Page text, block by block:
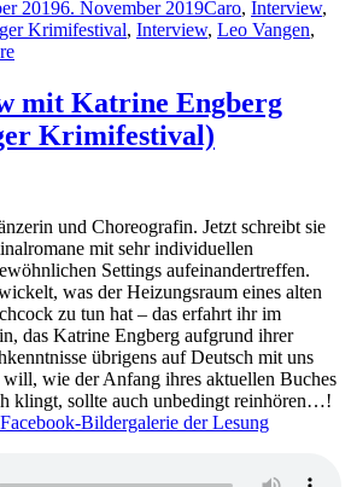
20196. November 2019Caro, Interview,
Krimifestival, Interview, Leo Vangen,
zu
Interview
mit
Lars
mit Katrine Engberg
Krimifestival)
und Choreografin. Jetzt schreibt sie
mit sehr individuellen
Settings aufeinandertreffen.
was der Heizungsraum eines alten
zu tun hat – das erfahrt ihr im
das Katrine Engberg aufgrund ihrer
übrigens auf Deutsch mit uns
wie der Anfang ihres aktuellen Buches
klingt, sollte auch unbedingt reinhören…!
Bildergalerie der Lesung